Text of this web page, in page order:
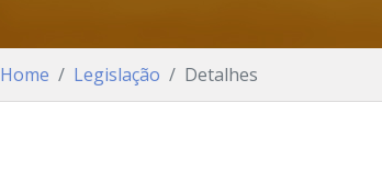
Home Legislação Detalhes